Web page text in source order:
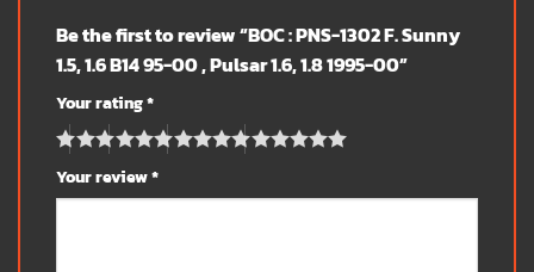
Be the first to review “BOC : PNS-1302 F. Sunny
1.5, 1.6 B14 95-00 , Pulsar 1.6, 1.8 1995-00”
Your rating*
Your review*